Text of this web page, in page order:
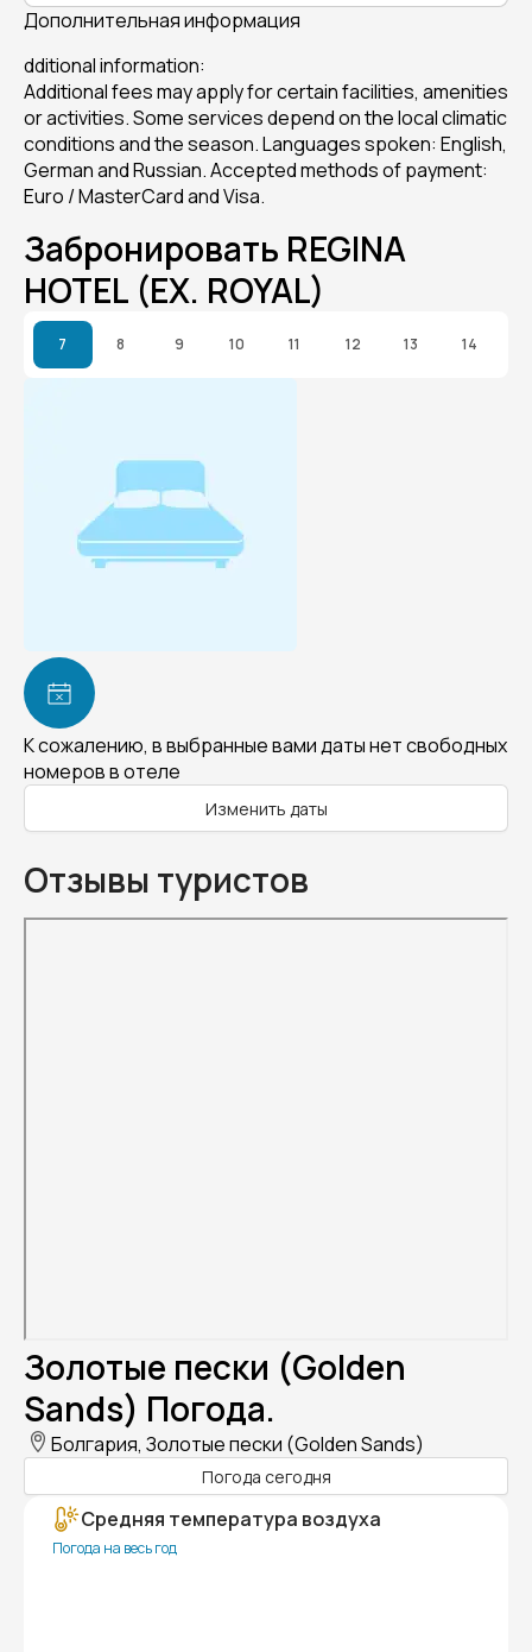
Дополнительная информация
dditional information:
Additional fees may apply for certain facilities, amenities
or activities. Some services depend on the local climatic
conditions and the season. Languages spoken: English,
German and Russian. Accepted methods of payment:
Euro / MasterCard and Visa.
Забронировать REGINA
HOTEL (EX. ROYAL)
7 8 9 10 11 12 13 14
К сожалению, в выбранные вами даты нет свободных
номеров в отеле
Изменить даты
Отзывы туристов
Золотые пески (Golden
Sands) Погода.
Болгария, Золотые пески (Golden Sands)
Погода сегодня
Средняя температура воздуха
Погода на весь год